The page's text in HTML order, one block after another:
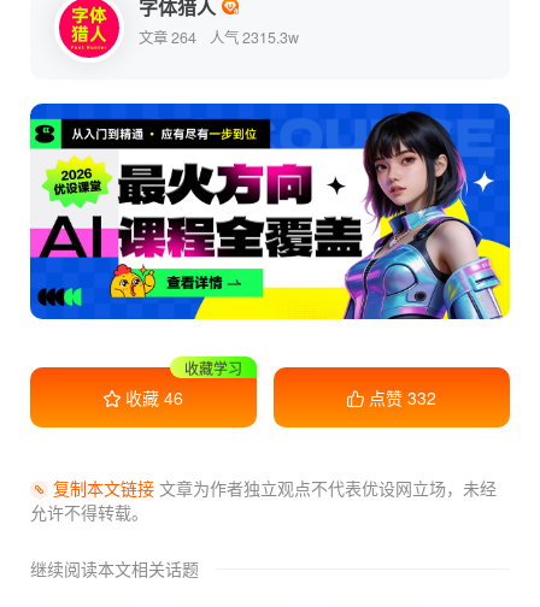
字体猎人
文章 264 人气 2315.3w
收藏 46
收藏学习
点赞 332
复制本文链接文章为作者独立观点不代表优设网立场， 未经
允许不得转载。
继续阅读本文相关话题